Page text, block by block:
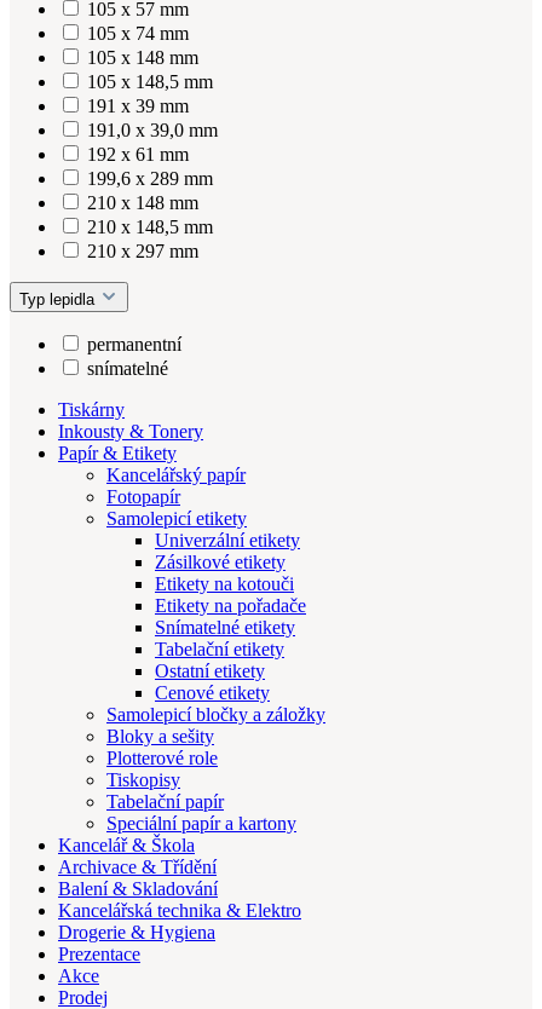
105 x 57 mm
105 x 74 mm
105 x 148 mm
105 x 148,5 mm
191 x 39 mm
191,0 x 39,0 mm
192 x 61 mm
199,6 x 289 mm
210 x 148 mm
210 x 148,5 mm
210 x 297 mm
Typ lepidla
permanentní
snímatelné
Tiskárny
Inkousty & Tonery
Papír & Etikety
Kancelářský papír
Fotopapír
Samolepicí etikety
Univerzální etikety
Zásilkové etikety
Etikety na kotouči
Etikety na pořadače
Snímatelné etikety
Tabelační etikety
Ostatní etikety
Cenové etikety
Samolepicí bločky a záložky
Bloky a sešity
Plotterové role
Tiskopisy
Tabelační papír
Speciální papír a kartony
Kancelář & Škola
Archivace & Třídění
Balení & Skladování
Kancelářská technika & Elektro
Drogerie & Hygiena
Prezentace
Akce
Prodej